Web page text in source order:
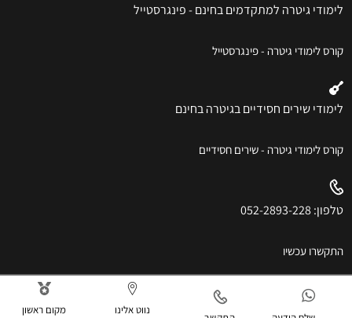
לימודי גיטרה למתקדמים בחינם - פינגרסטייל
קורס לימודי גיטרה - פינגרסטייל
לימודי שירים חסידיים בגיטרה בחינם
קורס לימודי גיטרה - שירים חסידיים
טלפון: 052-2893-228
התקשרו עכשיו
נווט אלינו מקום ראשון